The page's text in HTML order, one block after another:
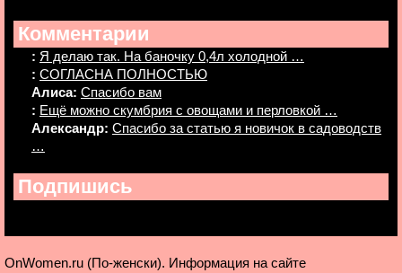
Комментарии
: Я делаю так. На баночку 0,4л холодной …
: СОГЛАСНА ПОЛНОСТЬЮ
Алиса: Спасибо вам
: Ещё можно скумбрия с овощами и перловкой …
Александр: Спасибо за статью я новичок в садоводств
…
Подпишись
OnWomen.ru (По-женски). Информация на сайте